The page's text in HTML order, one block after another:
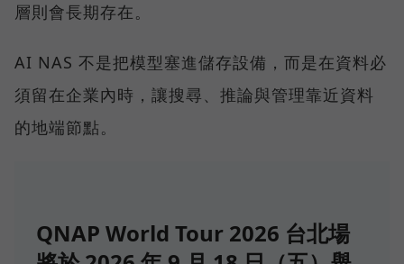
層則會長期存在。
AI NAS 不是把模型塞進儲存設備，而是在資料必
須留在企業內時，讓搜尋、推論與管理靠近資料
的地端節點。
QNAP World Tour 2026 台北場